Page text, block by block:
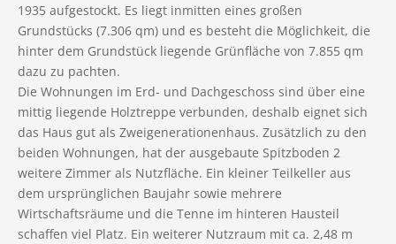
1935 aufgestockt. Es liegt inmitten eines großen
Grundstücks (7.306 qm) und es besteht die Möglichkeit, die
hinter dem Grundstück liegende Grünfläche von 7.855 qm
dazu zu pachten.
Die Wohnungen im Erd- und Dachgeschoss sind über eine
mittig liegende Holztreppe verbunden, deshalb eignet sich
das Haus gut als Zweigenerationenhaus. Zusätzlich zu den
beiden Wohnungen, hat der ausgebaute Spitzboden 2
weitere Zimmer als Nutzfläche. Ein kleiner Teilkeller aus
dem ursprünglichen Baujahr sowie mehrere
Wirtschaftsräume und die Tenne im hinteren Hausteil
schaffen viel Platz. Ein weiterer Nutzraum mit ca. 2,48 m